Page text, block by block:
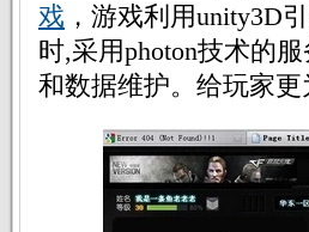
戏 ，游戏利用unity3D
时,采用photon技术的
和数据维护。给玩家